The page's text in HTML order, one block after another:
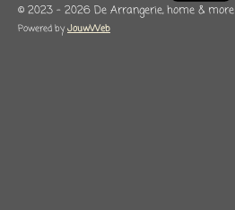
© 2023 - 2026 De Arrangerie, home & more
Powered byJouwWeb